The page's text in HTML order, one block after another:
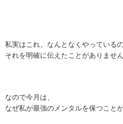
私実はこれ、なんとなくやっているの
それを明確に伝えたことがありません
なので今月は、
なぜ私が最強のメンタルを保つこと